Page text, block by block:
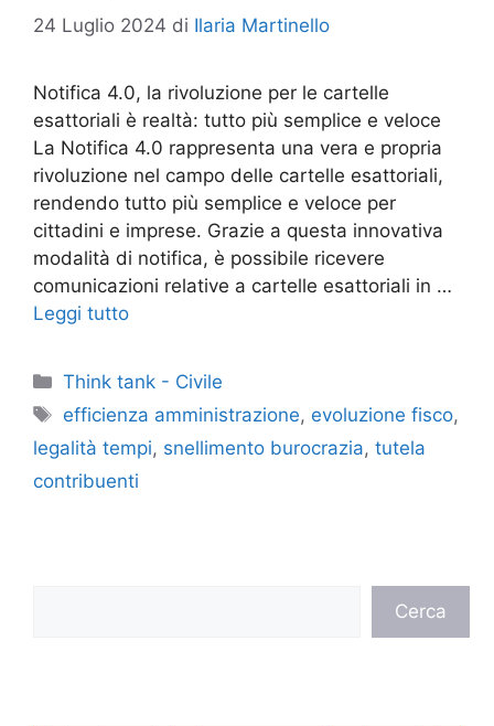
24 Luglio 2024 di Ilaria Martinello
Notifica 4.0, la rivoluzione per le cartelle
esattoriali è realtà: tutto più semplice e veloce
La Notifica 4.0 rappresenta una vera e propria
rivoluzione nel campo delle cartelle esattoriali,
rendendo tutto più semplice e veloce per
cittadini e imprese. Grazie a questa innovativa
modalità di notifica, è possibile ricevere
comunicazioni relative a cartelle esattoriali in …
Leggi tutto
Categorie
Think tank - Civile
Tag
efficienza amministrazione, evoluzione fisco,
legalità tempi, snellimento burocrazia, tutela
contribuenti
Cerca